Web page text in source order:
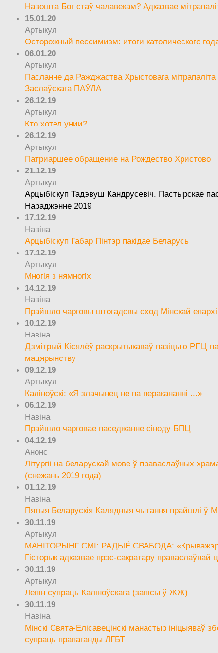
Навошта Бог стаў чалавекам? Адказвае
15.01.20
Артыкул
Осторожный пессимизм: итоги католического
06.01.20
Артыкул
Пасланне да Ражджаства Хрыстовага мітрапаліта
Заслаўскага ПАЎЛА
26.12.19
Артыкул
Кто хотел унии?
26.12.19
Артыкул
Патриаршее обращение на Рождество Христово
21.12.19
Артыкул
Арцыбіскуп Тадэвуш Кандрусевіч. Пастырскае
Нараджэнне 2019
17.12.19
Навіна
Арцыбіскуп Габар Пінтэр пакідае Беларусь
17.12.19
Артыкул
Многія з нямногіх
14.12.19
Навіна
Прайшло чарговы штогадовы сход Мінскай
10.12.19
Навіна
Дзмітрый Кісялёў раскрытыкаваў пазіцыю РПЦ
мацярынству
09.12.19
Артыкул
Каліноўскі: «Я злачынец не па перакананні ...»
06.12.19
Навіна
Прайшло чарговае паседжанне сіноду БПЦ
04.12.19
Анонс
Літургіі на беларускай мове ў праваслаўных
(снежань 2019 года)
01.12.19
Навіна
Пятыя Беларускія Калядныя чытання прайшлі ў
30.11.19
Артыкул
МАНІТОРЫНГ СМІ: РАДЫЁ СВАБОДА:
Гісторык адказвае прэс-сакратару праваслаўнай
30.11.19
Артыкул
Лепін супраць Каліноўскага (запісы ў ЖЖ)
30.11.19
Навіна
Мінскі Свята-Елісавецінскі манастыр ініцыяваў
супраць прапаганды ЛГБТ